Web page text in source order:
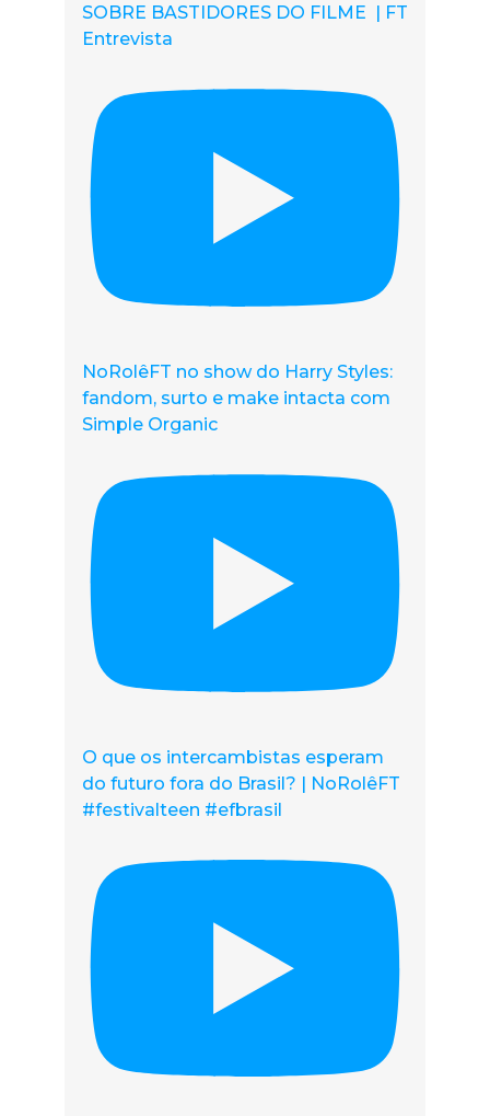
SOBRE BASTIDORES DO FILME | FT
Entrevista
NoRolêFT no show do Harry Styles:
fandom, surto e make intacta com
Simple Organic
O que os intercambistas esperam
do futuro fora do Brasil? | NoRolêFT
#festivalteen #efbrasil